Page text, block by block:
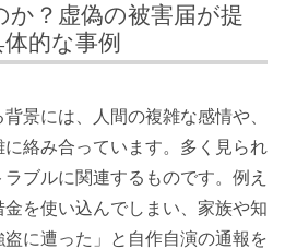
か？虚偽の被害届が提
的な事例
景には、人間の複雑な感情や、
絡み合っています。多く見られ
ブルに関連するものです。例え
を使い込んでしまい、家族や知
盗に遭った」と自作自演の通報を